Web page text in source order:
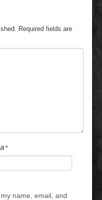
Required fields are
*
name, email, and